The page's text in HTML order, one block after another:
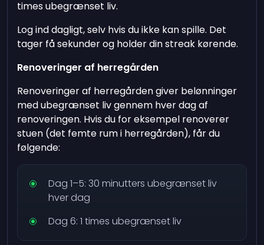
times ubegrænset liv.
Log ind dagligt, selv hvis du ikke kan spille. Det
tager få sekunder og holder din streak kørende.
Renoveringer af herregården
Renoveringer af herregården giver belønninger
med ubegrænset liv gennem hver dag af
renoveringen. Hvis du for eksempel renoverer
stuen (det femte rum i herregården), får du
følgende:
Dag 1–5: 30 minutters ubegrænset liv
hver dag
Dag 6: 1 times ubegrænset liv